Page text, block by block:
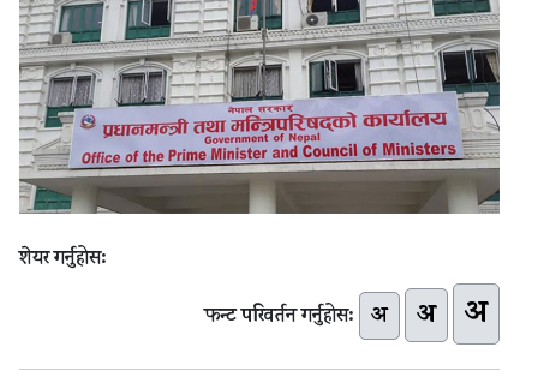
शेयर गर्नुहोस:
फन्ट परिवर्तन गर्नुहोस: अ अ अ